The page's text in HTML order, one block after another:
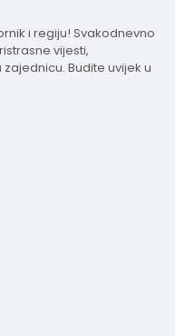
i regiju! Svakodnevno
vijesti,
Budite uvijek u